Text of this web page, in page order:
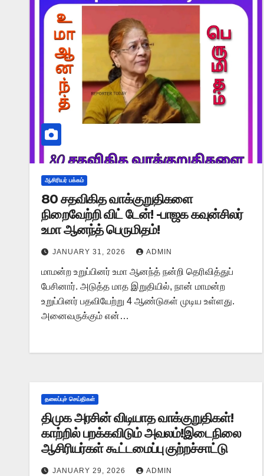
ஆசிரியர் பக்கம்
80 சதவிகித வாக்குறுதிகளை
நிறைவேற்றி விட் டேன்! -பாஜக கவுன்சிலர்
உமா ஆனந்த் பெருமிதம்!
JANUARY 31, 2026 ADMIN
மாமன்ற உறுப்பினர் உமா ஆனந்த் நன்றி தெரிவித்துப்
பேசினார். அடுத்த மாத இறுதியில், நான் மாமன்ற
உறுப்பினர் பதவியேற்று 4 ஆண்டுகள் முடிய உள்ளது.
அனைவருக்கும் என்…
தலைப்புச் செய்திகள்
திமுக அரசின் விடியாத வாக்குறுதிகள்!
காற்றில் பறக்கவிடும் அவலம்!இடைநிலை
ஆசிரியர்கள் கூட்டமைப்பு குற்றச்சாட்டு
JANUARY 29, 2026 ADMIN